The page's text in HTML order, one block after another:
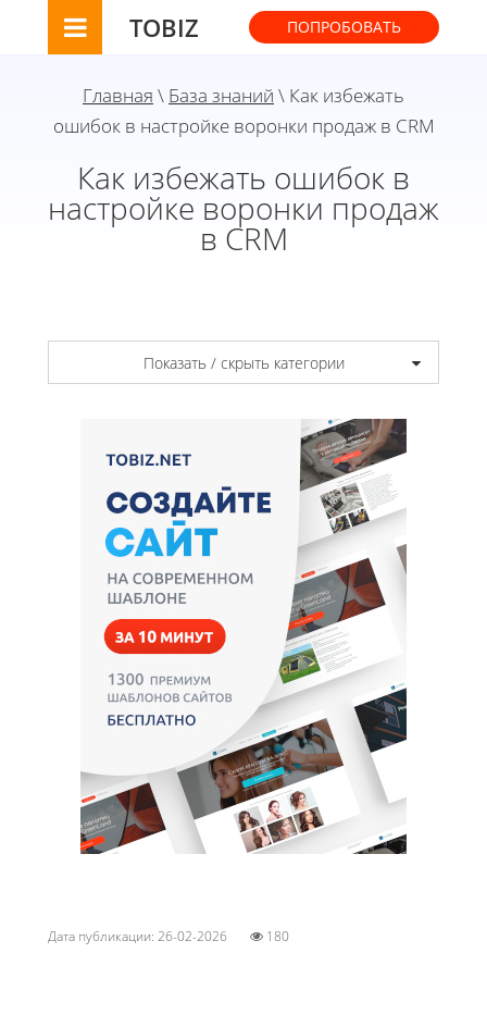
TOBIZ ПОПРОБОВАТЬ
Главная \ База знаний \ Как избежать
ошибок в настройке воронки продаж в CRM
Как избежать ошибок в
настройке воронки продаж
в CRM
Показать / скрыть категории
Дата публикации: 26-02-2026 180